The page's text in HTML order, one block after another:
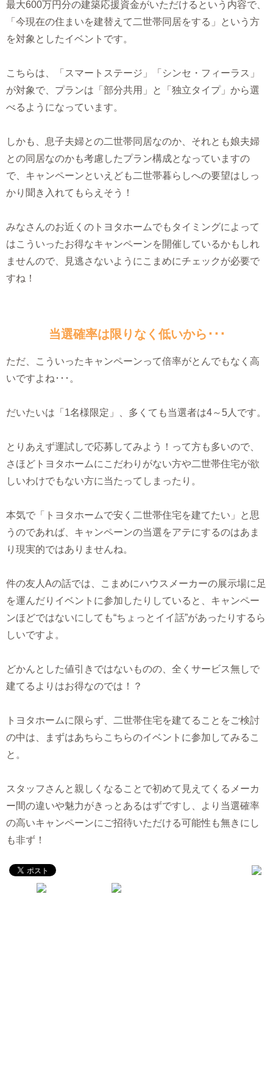
最大600万円分の建築応援資金がいただけるという内容で、
「今現在の住まいを建替えて二世帯同居をする」という方
を対象としたイベントです。
こちらは、「スマートステージ」「シンセ・フィーラス」
が対象で、プランは「部分共用」と「独立タイプ」から選
べるようになっています。
しかも、息子夫婦との二世帯同居なのか、それとも娘夫婦
との同居なのかも考慮したプラン構成となっていますの
で、キャンペーンといえども二世帯暮らしへの要望はしっ
かり聞き入れてもらえそう！
みなさんのお近くのトヨタホームでもタイミングによって
はこういったお得なキャンペーンを開催しているかもしれ
ませんので、見逃さないようにこまめにチェックが必要で
すね！
当選確率は限りなく低いから･･･
ただ、こういったキャンペーンって倍率がとんでもなく高
いですよね･･･。
だいたいは「1名様限定」、多くても当選者は4～5人です。
とりあえず運試しで応募してみよう！って方も多いので、
さほどトヨタホームにこだわりがない方や二世帯住宅が欲
しいわけでもない方に当たってしまったり。
本気で「トヨタホームで安く二世帯住宅を建てたい」と思
うのであれば、キャンペーンの当選をアテにするのはあま
り現実的ではありませんね。
件の友人Aの話では、こまめにハウスメーカーの展示場に足
を運んだりイベントに参加したりしていると、キャンペー
ンほどではないにしても“ちょっとイイ話”があったりするら
しいですよ。
どかんとした値引きではないものの、全くサービス無しで
建てるよりはお得なのでは！？
トヨタホームに限らず、二世帯住宅を建てることをご検討
の中は、まずはあちらこちらのイベントに参加してみるこ
と。
スタッフさんと親しくなることで初めて見えてくるメーカ
ー間の違いや魅力がきっとあるはずですし、より当選確率
の高いキャンペーンにご招待いただける可能性も無きにし
も非ず！